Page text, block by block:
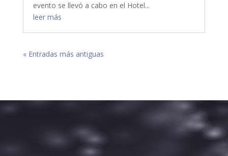
evento se llevó a cabo en el Hotel...
leer más
« Entradas más antiguas